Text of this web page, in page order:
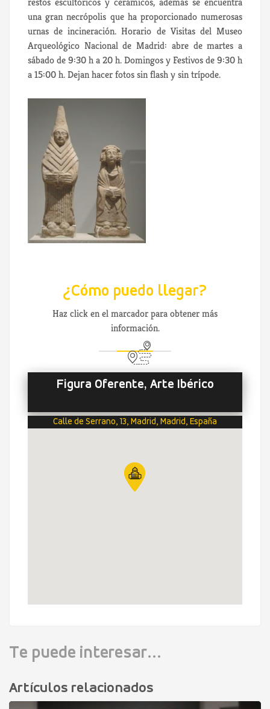
una gran necrópolis que ha proporcionado numerosas
urnas de incineración. Horario de Visitas del Museo
Arqueológico Nacional de Madrid: abre de martes a
sábado de 9:30 h a 20 h. Domingos y Festivos de 9:30 h
a 15:00 h. Dejan hacer fotos sin flash y sin trípode.
¿Cómo puedo llegar?
Haz click en el marcador para obtener más
información.
Figura Oferente, Arte Ibérico
Calle de Serrano, 13, Madrid, Madrid, España
Te puede interesar...
Artículos relacionados